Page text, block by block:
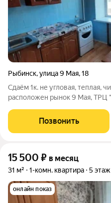
Рыбинск,улица 9 Мая,18
Сдаём 1к. не угловая, теплая,
расположен рынок 9 Мая,
КУХОННЫЙ ГАРНИТУР,
ХОЛОДИЛЬНИКА НЕТ, ЕСТЬ
Позвонить
15 500 ₽ в месяц
31 м² 1-комн. квартира 5 этаж
онлайн показ